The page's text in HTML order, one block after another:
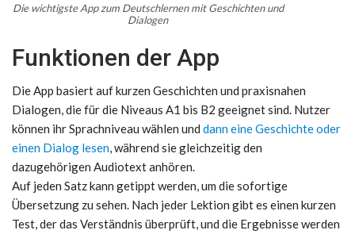
Die wichtigste App zum Deutschlernen mit Geschichten und
Dialogen
Funktionen der App
Die App basiert auf kurzen Geschichten und praxisnahen
Dialogen, die für die Niveaus A1 bis B2 geeignet sind. Nutzer
können ihr Sprachniveau wählen und dann eine Geschichte oder
einen Dialog lesen , während sie gleichzeitig den
dazugehörigen Audiotext anhören.
Auf jeden Satz kann getippt werden, um die sofortige
Übersetzung zu sehen. Nach jeder Lektion gibt es einen kurzen
Test, der das Verständnis überprüft, und die Ergebnisse werden